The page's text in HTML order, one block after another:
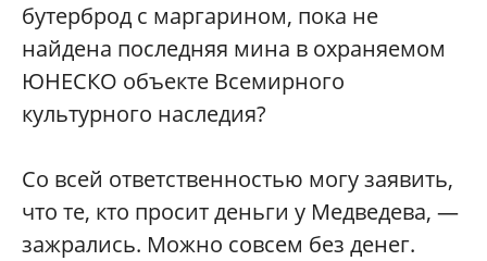
бутерброд с маргарином, пока не
найдена последняя мина в охраняемом
ЮНЕСКО объекте Всемирного
культурного наследия?
Со всей ответственностью могу заявить,
что те, кто просит деньги у Медведева, —
зажрались. Можно совсем без денег.